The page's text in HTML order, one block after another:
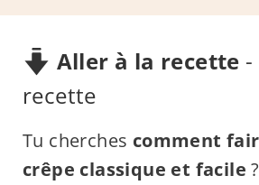
Aller à la recette -
recette
Tu cherches comment
crêpe classique et facile